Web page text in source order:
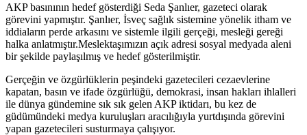
AKP basınının hedef gösterdiği Seda Şanlıer, gazeteci olarak
görevini yapmıştır. Şanlıer, İsveç sağlık sistemine yönelik itham ve
iddiaların perde arkasını ve sistemle ilgili gerçeği, mesleği gereği
halka anlatmıştır.Meslektaşımızın açık adresi sosyal medyada aleni
bir şekilde paylaşılmış ve hedef gösterilmiştir.
Gerçeğin ve özgürlüklerin peşindeki gazetecileri cezaevlerine
kapatan, basın ve ifade özgürlüğü, demokrasi, insan hakları ihlalleri
ile dünya gündemine sık sık gelen AKP iktidarı, bu kez de
güdümündeki medya kuruluşları aracılığıyla yurtdışında görevini
yapan gazetecileri susturmaya çalışıyor.